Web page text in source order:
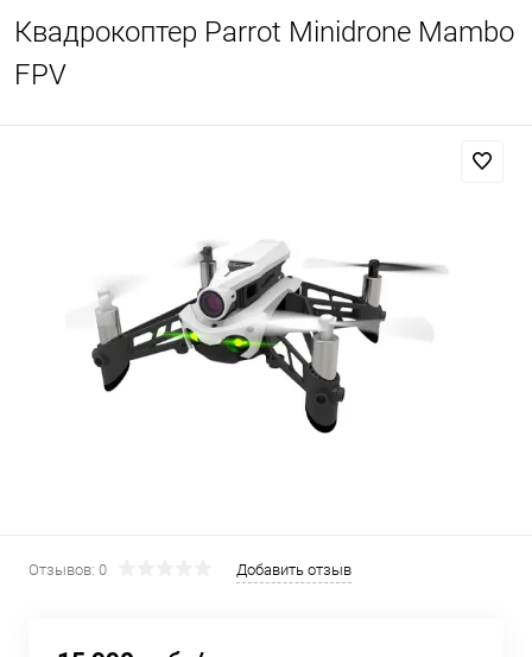
Квадрокоптер Parrot Minidrone Mambo
FPV
Отзывов: 0 Добавить отзыв
Сегодня
Оплачивайте сегодня только
25% картой любого банка
Получайте товар
по25%каждые 2 недели
Подробнее